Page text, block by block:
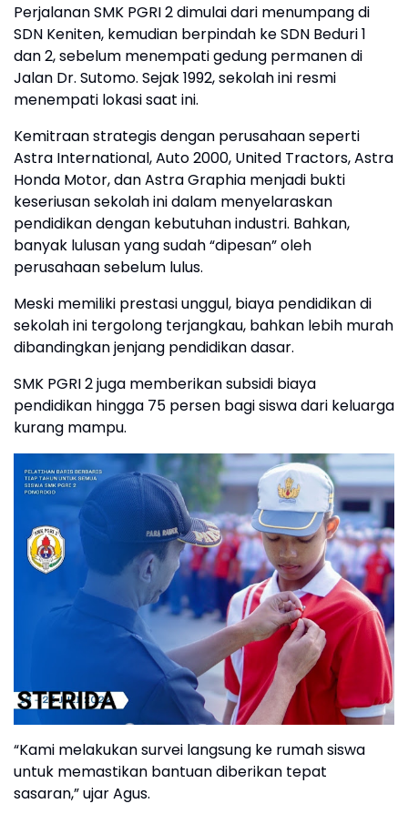
Perjalanan SMK PGRI 2 dimulai dari menumpang di
SDN Keniten, kemudian berpindah ke SDN Beduri 1
dan 2, sebelum menempati gedung permanen di
Jalan Dr. Sutomo. Sejak 1992, sekolah ini resmi
menempati lokasi saat ini.
Kemitraan strategis dengan perusahaan seperti
Astra International, Auto 2000, United Tractors, Astra
Honda Motor, dan Astra Graphia menjadi bukti
keseriusan sekolah ini dalam menyelaraskan
pendidikan dengan kebutuhan industri. Bahkan,
banyak lulusan yang sudah “dipesan” oleh
perusahaan sebelum lulus.
Meski memiliki prestasi unggul, biaya pendidikan di
sekolah ini tergolong terjangkau, bahkan lebih murah
dibandingkan jenjang pendidikan dasar.
SMK PGRI 2 juga memberikan subsidi biaya
pendidikan hingga 75 persen bagi siswa dari keluarga
kurang mampu.
“Kami melakukan survei langsung ke rumah siswa
untuk memastikan bantuan diberikan tepat
sasaran,” ujar Agus.